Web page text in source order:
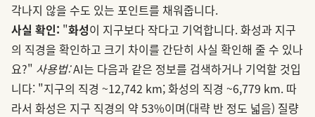
각나지 않을 수도 있는 포인트를 채워줍니다.
사실 확인: "화성이 지구보다 작다고 기억합니다. 화성과 지구
의 직경을 확인하고 크기 차이를 간단히 사실 확인해 줄 수 있나
요?" 사용법:AI는 다음과 같은 정보를 검색하거나 기억할 것입
니다: "지구의 직경 ~12,742 km; 화성의 직경 ~6,779 km. 따
라서 화성은 지구 직경의 약 53%이며(대략 반 정도 넓음) 질량